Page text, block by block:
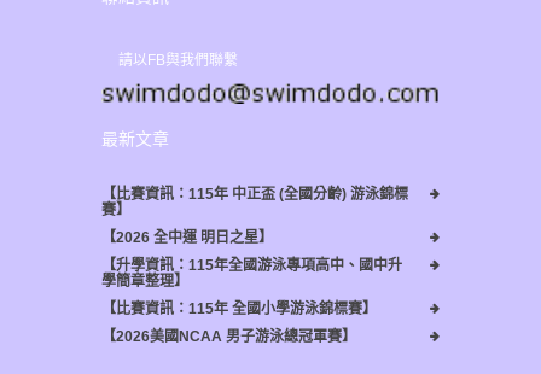
請以FB與我們聯繫
最新文章
【比賽資訊：115年 中正盃 (全國分齡) 游泳錦標
賽】
【2026 全中運 明日之星】
【升學資訊：115年全國游泳專項高中、國中升
學簡章整理】
【比賽資訊：115年 全國小學游泳錦標賽】
【2026美國NCAA 男子游泳總冠軍賽】